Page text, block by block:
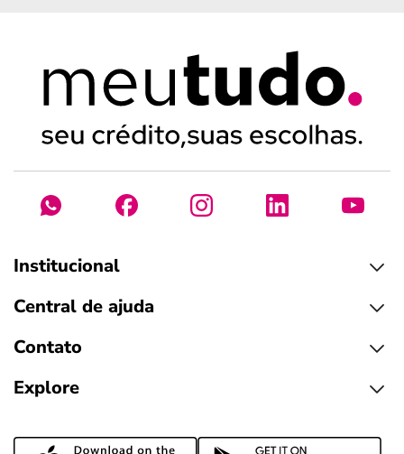
Institucional
Central de ajuda
Contato
Explore